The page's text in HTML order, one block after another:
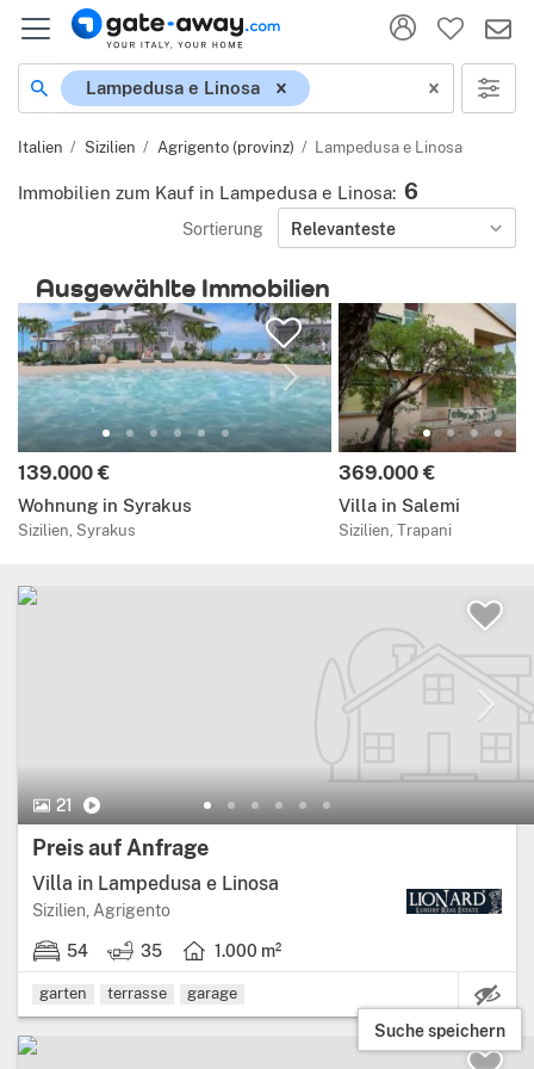
Ort
Lampedusa e Linosa
Italien Sizilien Agrigento (provinz) Lampedusa e Linosa
Immobilien zum Kauf in Lampedusa e Linosa: 6
Sortierung Relevanteste
Ausgewählte Immobilien
Preis:
139.000 €
Wohnung in Syrakus
Sizilien, Syrakus
Preis:
369.000 €
Villa in Salemi
Sizilien, Trapani
21
21 Bilder.Video
Preis:
Preis auf Anfrage
Villa in Lampedusa e Linosa
Sizilien, AgrigentoRegion: Sizilien, provinz: Agrigento.
54
54 schlafzimmer.
35
35 badezimmer.1.000 m²
Wohnfläche: 1.000 Quadratmeter.
garten terrasse garage
Suche speichern